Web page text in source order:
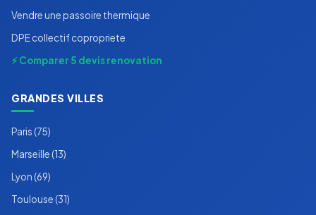
Vendre une passoire thermique
DPE collectif copropriete
⚡ Comparer 5 devis renovation
GRANDES VILLES
Paris (75)
Marseille (13)
Lyon (69)
Toulouse (31)